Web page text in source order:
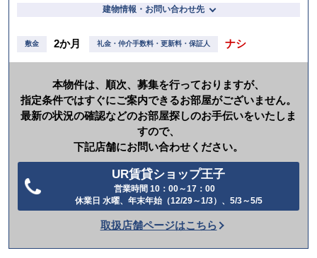
建物情報・お問い合わせ先
敷金 2か月 礼金・仲介手数料・更新料・保証人 ナシ
本物件は、順次、募集を行っておりますが、
指定条件ではすぐにご案内できるお部屋がございません。
最新の状況の確認などのお部屋探しのお手伝いをいたしま
すので、
下記店舗にお問い合わせください。
UR賃貸ショップ王子
営業時間 10：00～17：00
休業日 水曜、年末年始（12/29～1/3）、5/3～5/5
話
か
取扱店舗ページはこちら